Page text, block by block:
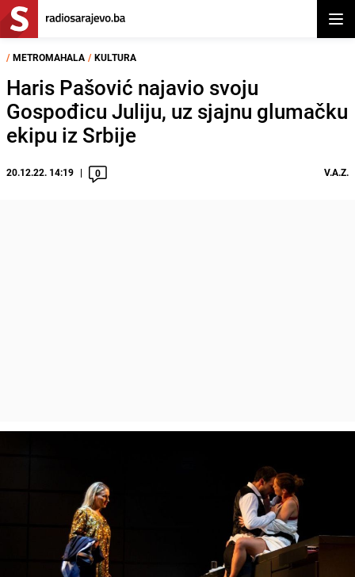
/ METROMAHALA / KULTURA
Haris Pašović najavio svoju
Gospođicu Juliju, uz sjajnu glumačku
ekipu iz Srbije
20.12.22. 14:19 0 V.A.Z.